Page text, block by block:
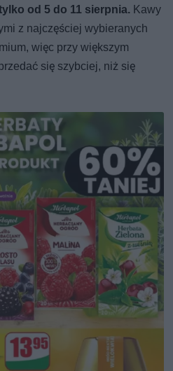
od 5 do 11 sierpnia. Kawy
z najczęściej wybieranych
więc przy większym
się szybciej, niż się